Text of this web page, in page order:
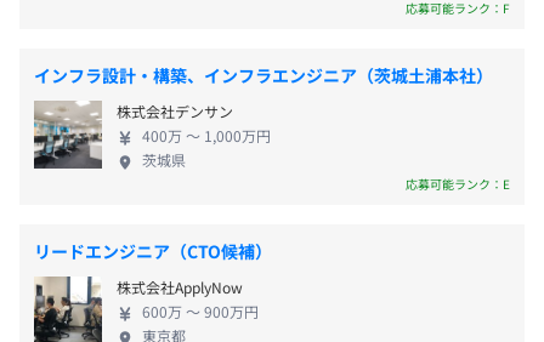
イアウォール、L2/L3
③
●案件名：オンプレミスシステムのAWS移行・バージョ
オンプレミスで稼働中のシステムをAWSへ移行。OS・
MWのバージョンアップや監視/運用のAWSサービス導入
（CloudWatch、SSMなど）。
みなとみらい線「新高島駅」徒歩1分
JR、京浜急行、東急東横線、みなとみらい線、相模鉄
道、 地下鉄ブルーライン「横浜駅」徒歩11分
・完全週休2日制（土・日）
・祝日
・年末年始休暇
・夏季休暇
・有給休暇
・産前・産後休暇
・育児休暇
長フェーズにあり、まさに組織の土台をつくってい
る真っ最中です。 事業拡大に伴い、この成長の勢い
をエンジニアの皆さまにも確実に還元していくた
め、体制強化を図ることとなりました。 福利厚生や
人事制度などもこれからさらに整備していく段階
ける環境があります。 会社の成長とともに、ご自身
のスキルアップや収入アップをしっかり実感でき
る、そんな「うれしい実感」を得られる環境づくり
を目指し、このたび採用を進めています。 これまで
応募可能ランク：F
インフラ設計・構築、インフラエンジニア（茨城土浦本社）
株式会社デンサン
400万 〜 1,000万円
茨城県
応募可能ランク：E
リードエンジニア（CTO候補）
株式会社ApplyNow
600万 〜 900万円
東京都